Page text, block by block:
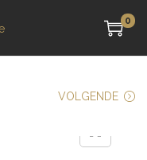
0
VOLGENDE